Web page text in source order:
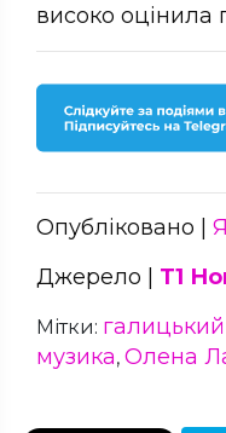
високо оцінила
Опубліковано |
Джерело | Т1
Мітки:
музика, Олена